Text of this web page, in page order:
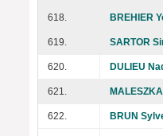
618. BREHIER
619. SARTOR
620. DULIEU
621.
622. BRUN